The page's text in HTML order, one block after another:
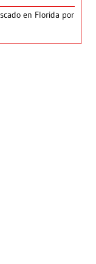
en Florida por